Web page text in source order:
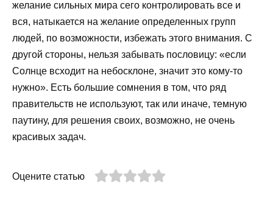
желание сильных мира сего контролировать все и
вся, натыкается на желание определенных групп
людей, по возможности, избежать этого внимания. С
другой стороны, нельзя забывать пословицу: «если
Солнце всходит на небосклоне, значит это кому-то
нужно». Есть большие сомнения в том, что ряд
правительств не используют, так или иначе, темную
паутину, для решения своих, возможно, не очень
красивых задач.
Оцените статью